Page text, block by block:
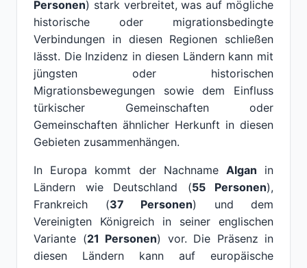
Personen) stark verbreitet, was auf mögliche
historische oder migrationsbedingte
Verbindungen in diesen Regionen schließen
lässt. Die Inzidenz in diesen Ländern kann mit
jüngsten oder historischen
Migrationsbewegungen sowie dem Einfluss
türkischer Gemeinschaften oder
Gemeinschaften ähnlicher Herkunft in diesen
Gebieten zusammenhängen.
In Europa kommt der Nachname Algan in
Ländern wie Deutschland (55 Personen),
Frankreich (37 Personen) und dem
Vereinigten Königreich in seiner englischen
Variante (21 Personen) vor. Die Präsenz in
diesen Ländern kann auf europäische